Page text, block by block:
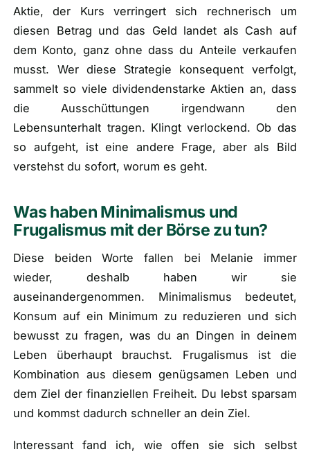
Aktie, der Kurs verringert sich rechnerisch um
diesen Betrag und das Geld landet als Cash auf
dem Konto, ganz ohne dass du Anteile verkaufen
musst. Wer diese Strategie konsequent verfolgt,
sammelt so viele dividendenstarke Aktien an, dass
die Ausschüttungen irgendwann den
Lebensunterhalt tragen. Klingt verlockend. Ob das
so aufgeht, ist eine andere Frage, aber als Bild
verstehst du sofort, worum es geht.
Was haben Minimalismus und
Frugalismus mit der Börse zu tun?
Diese beiden Worte fallen bei Melanie immer
wieder, deshalb haben wir sie
auseinandergenommen. Minimalismus bedeutet,
Konsum auf ein Minimum zu reduzieren und sich
bewusst zu fragen, was du an Dingen in deinem
Leben überhaupt brauchst. Frugalismus ist die
Kombination aus diesem genügsamen Leben und
dem Ziel der finanziellen Freiheit. Du lebst sparsam
und kommst dadurch schneller an dein Ziel.
Interessant fand ich, wie offen sie sich selbst